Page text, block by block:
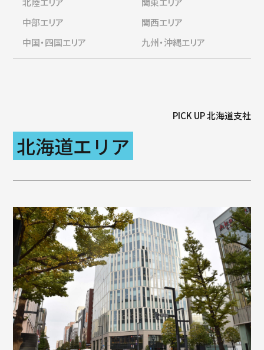
中部エリア
関西エリア
中国・四国エリア
九州・沖縄エリア
PICK UP 北海道支社
北海道エリア